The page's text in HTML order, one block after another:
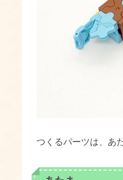
つくるパーツは、あ